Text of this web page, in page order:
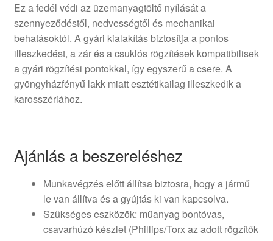
Ez a fedél védi az üzemanyagtöltő nyílását a
szennyeződéstől, nedvességtől és mechanikai
behatásoktól. A gyári kialakítás biztosítja a pontos
illeszkedést, a zár és a csuklós rögzítések kompatibilisek
a gyári rögzítési pontokkal, így egyszerű a csere. A
gyöngyházfényű lakk miatt esztétikailag illeszkedik a
karosszériához.
Ajánlás a beszereléshez
Munkavégzés előtt állítsa biztosra, hogy a jármű
le van állítva és a gyújtás ki van kapcsolva.
Szükséges eszközök: műanyag bontóvas,
csavarhúzó készlet (Phillips/Torx az adott rögzítők